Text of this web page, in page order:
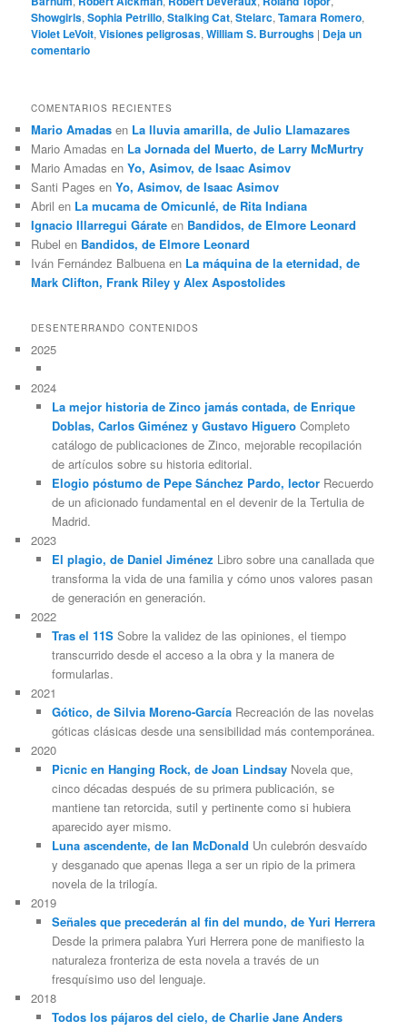
Showgirls,Sophia Petrillo,Stalking Cat,Stelarc,Tamara Romero,
Violet LeVoit,Visiones peligrosas,William S. Burroughs | Deja un
comentario
COMENTARIOS RECIENTES
Mario Amadas en La lluvia amarilla, de Julio Llamazares
Mario Amadas en La Jornada del Muerto, de Larry McMurtry
Mario Amadas enYo, Asimov, de Isaac Asimov
Santi Pages enYo, Asimov, de Isaac Asimov
Abril en La mucama de Omicunlé, de Rita Indiana
Ignacio Illarregui Gárate en Bandidos, de Elmore Leonard
Rubel en Bandidos, de Elmore Leonard
Iván Fernández Balbuena en La máquina de la eternidad, de
Mark Clifton, Frank Riley y Alex Aspostolides
DESENTERRANDO CONTENIDOS
2025
2024
La mejor historia de Zinco jamás contada, de Enrique
Doblas, Carlos Giménez y Gustavo HigueroCompleto
catálogo de publicaciones de Zinco, mejorable recopilación
de artículos sobre su historia editorial.
Elogio póstumo de Pepe Sánchez Pardo, lectorRecuerdo
de un aficionado fundamental en el devenir de la Tertulia de
Madrid.
2023
El plagio, de Daniel Jiménez Libro sobre una canallada que
transforma la vida de una familia y cómo unos valores pasan
de generación en generación.
2022
Tras el 11SSobre la validez de las opiniones, el tiempo
transcurrido desde el acceso a la obra y la manera de
formularlas.
2021
Gótico, de Silvia Moreno-GarcíaRecreación de las novelas
góticas clásicas desde una sensibilidad más contemporánea.
2020
Picnic en Hanging Rock, de Joan LindsayNovela que,
cinco décadas después de su primera publicación, se
mantiene tan retorcida, sutil y pertinente como si hubiera
aparecido ayer mismo.
Luna ascendente, de Ian McDonald Un culebrón desvaído
y desganado que apenas llega a ser un ripio de la primera
novela de la trilogía.
2019
Señales que precederán al fin del mundo, de Yuri Herrera
Desde la primera palabra Yuri Herrera pone de manifiesto la
naturaleza fronteriza de esta novela a través de un
fresquísimo uso del lenguaje.
2018
Todos los pájaros del cielo, de Charlie Jane Anders